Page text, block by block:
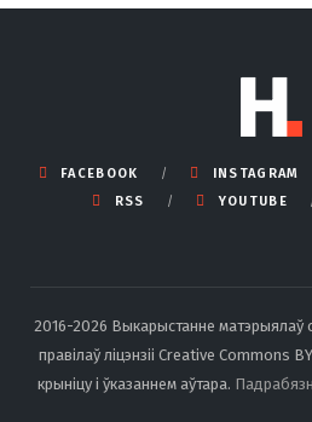
FACEBOOK INSTAGRAM
RSS
YOUTUBE
2016-2026 Выкарыстанне матэрыялаў
правілаў ліцэнзіі Creative Commons
крыніцу і ўказаннем аўтара.